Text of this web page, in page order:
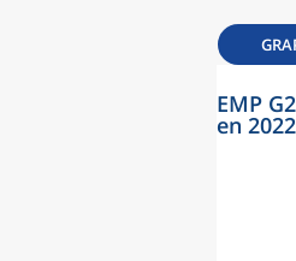
EMP
en 2022